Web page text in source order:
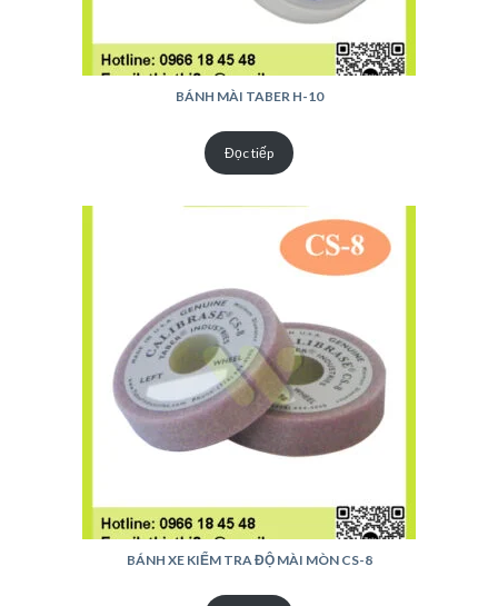
BÁNH MÀI TABER H-10
Đọc tiếp
BÁNH XE KIỂM TRA ĐỘ MÀI MÒN CS-8